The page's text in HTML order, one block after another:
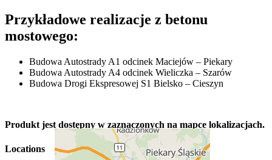
Przykładowe realizacje z betonu
mostowego:
Budowa Autostrady A1 odcinek Maciejów – Piekary
Budowa Autostrady A4 odcinek Wieliczka – Szarów
Budowa Drogi Ekspresowej S1 Bielsko – Cieszyn
Produkt jest dostępny w zaznaczonych na mapce lokalizacjach.
Locations